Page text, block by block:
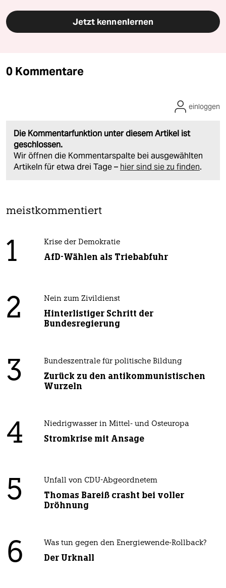
Jetzt kennenlernen
0 Kommentare
Die Kommentarfunktion unter diesem Artikel ist
geschlossen.
Wir öffnen die Kommentarspalte bei ausgewählten
Artikeln für etwa drei Tage – hier sind sie zu finden.
einloggen
meistkommentiert
1 Krise der Demokratie
AfD-Wählen als Triebabfuhr
2 Nein zum Zivildienst
Hinterlistiger Schritt der
Bundesregierung
3 Bundeszentrale für politische Bildung
Zurück zu den antikommunistischen
Wurzeln
4 Niedrigwasser in Mittel- und Osteuropa
Stromkrise mit Ansage
5 Unfall von CDU-Abgeordnetem
Thomas Bareiß crasht bei voller
Dröhnung
6 Was tun gegen den Energiewende-Rollback?
Der Urknall